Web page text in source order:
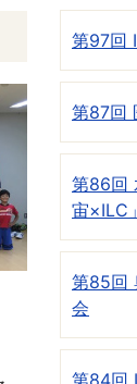
第97回
第87回
第86回
宙×ILC」
第85回
会
第84回